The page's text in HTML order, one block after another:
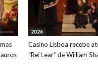
2026
Casino Lisboa recebe
“Rei Lear” de William